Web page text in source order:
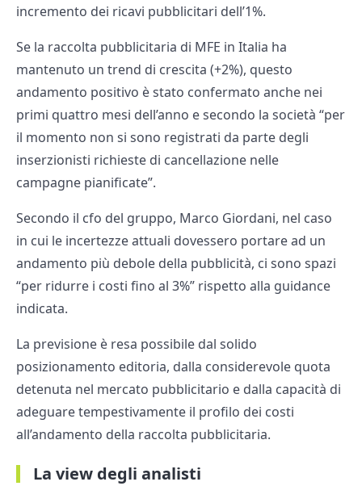
incremento dei ricavi pubblicitari dell’1%.
Se la raccolta pubblicitaria di MFE in Italia ha
mantenuto un trend di crescita (+2%), questo
andamento positivo è stato confermato anche nei
primi quattro mesi dell’anno e secondo la società “per
il momento non si sono registrati da parte degli
inserzionisti richieste di cancellazione nelle
campagne pianificate”.
Secondo il cfo del gruppo, Marco Giordani, nel caso
in cui le incertezze attuali dovessero portare ad un
andamento più debole della pubblicità, ci sono spazi
“per ridurre i costi fino al 3%” rispetto alla guidance
indicata.
La previsione è resa possibile dal solido
posizionamento editoria, dalla considerevole quota
detenuta nel mercato pubblicitario e dalla capacità di
adeguare tempestivamente il profilo dei costi
all’andamento della raccolta pubblicitaria.
La view degli analisti